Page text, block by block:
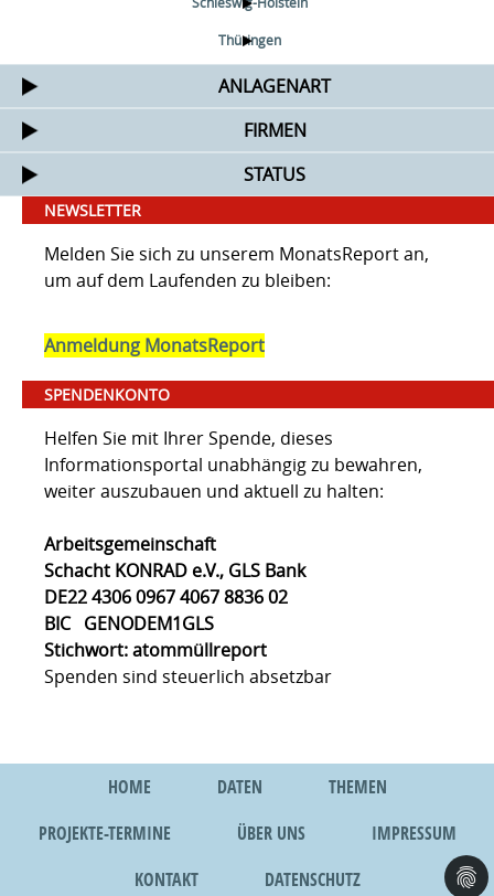
Thüringen
ANLAGENART
FIRMEN
STATUS
NEWSLETTER
Melden Sie sich zu unserem MonatsReport an,
um auf dem Laufenden zu bleiben:
Anmeldung MonatsReport
SPENDENKONTO
Helfen Sie mit Ihrer Spende, dieses
Informationsportal unabhängig zu bewahren,
weiter auszubauen und aktuell zu halten:
Arbeitsgemeinschaft
Schacht KONRAD e.V., GLS Bank
DE22 4306 0967 4067 8836 02
BIC GENODEM1GLS
Stichwort: atommüllreport
Spenden sind steuerlich absetzbar
HOME DATEN
THEMEN
PROJEKTE-TERMINE
ÜBER UNS
IMPRESSUM
KONTAKT
DATENSCHUTZ